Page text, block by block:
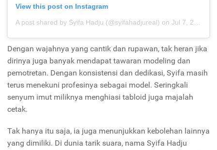
View this post on Instagram
A post shared by Syifa Hadju (@syifahadjureal) on Jul 7, 2020 at 10:30pm PDT
Dengan wajahnya yang cantik dan rupawan, tak heran jika
dirinya juga banyak mendapat tawaran modeling dan
pemotretan. Dengan konsistensi dan dedikasi, Syifa masih
terus menekuni profesinya sebagai model. Seringkali
senyum imut miliknya menghiasi tabloid juga majalah
cetak.
Tak hanya itu saja, ia juga menunjukkan kebolehan lainnya
yang dimiliki. Di dunia tarik suara, nama Syifa Hadju